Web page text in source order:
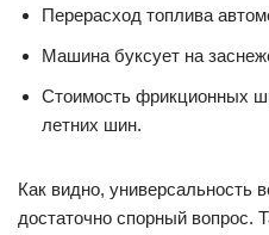
Перерасход топлива
Машина буксует на
Стоимость фрикционных
летних шин.
Как видно, универсальность
достаточно спорный вопрос.